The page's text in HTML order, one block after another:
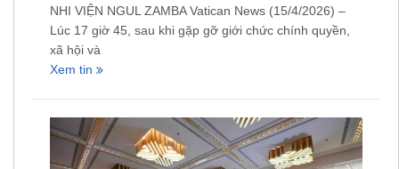
NHI VIỆN NGUL ZAMBA Vatican News (15/4/2026) –
Lúc 17 giờ 45, sau khi gặp gỡ giới chức chính quyền,
xã hội và
Xem tin